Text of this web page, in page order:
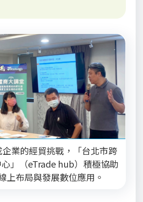
業的經貿挑戰，「台北市跨
」（eTrade hub）積極協助
上布局與發展數位應用。